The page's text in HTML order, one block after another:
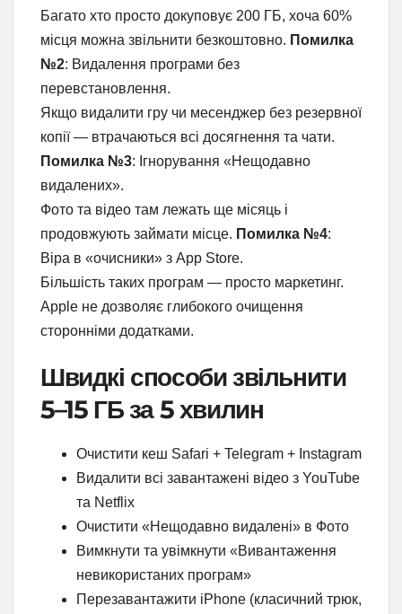
Багато хто просто докуповує 200 ГБ, хоча 60%
місця можна звільнити безкоштовно. Помилка
№2: Видалення програми без
перевстановлення.
Якщо видалити гру чи месенджер без резервної
копії — втрачаються всі досягнення та чати.
Помилка №3: Ігнорування «Нещодавно
видалених».
Фото та відео там лежать ще місяць і
продовжують займати місце. Помилка №4:
Віра в «очисники» з App Store.
Більшість таких програм — просто маркетинг.
Apple не дозволяє глибокого очищення
сторонніми додатками.
Швидкі способи звільнити
5–15 ГБ за 5 хвилин
Очистити кеш Safari + Telegram + Instagram
Видалити всі завантажені відео з YouTube
та Netflix
Очистити «Нещодавно видалені» в Фото
Вимкнути та увімкнути «Вивантаження
невикористаних програм»
Перезавантажити iPhone (класичний трюк,